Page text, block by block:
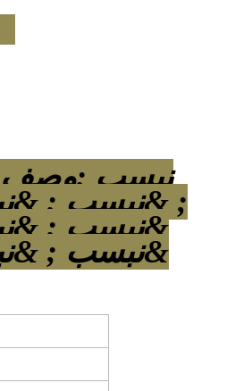
; &نبسب ;
&نبسب ;
&نبسب ;